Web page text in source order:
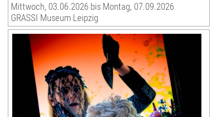
Mittwoch, 03.06.2026 bis Montag, 07.09.2026
GRASSI Museum Leipzig